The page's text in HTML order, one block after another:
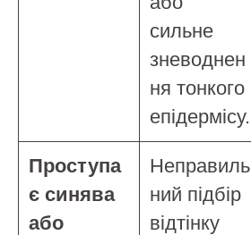
сильне
зневоднен
ня тонкого
епідермісу.
Проступа
є синява
або
Неправиль
ний підбір
відтінку